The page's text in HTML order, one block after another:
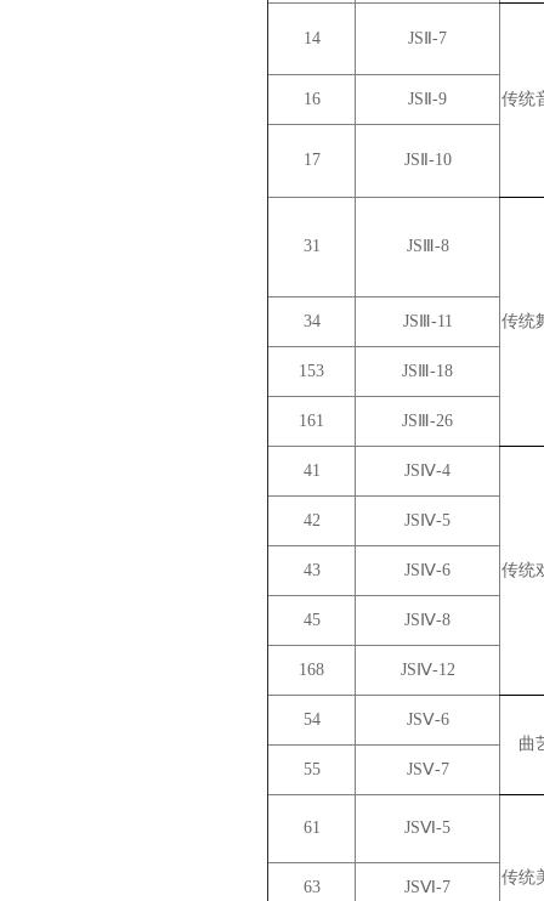
14 JSⅡ-7
传统
16 JSⅡ-9
17 JSⅡ-10
31 JSⅢ-8
传统
34 JSⅢ-11
153 JSⅢ-18
161 JSⅢ-26
41 JSⅣ-4
传统
42 JSⅣ-5
43 JSⅣ-6
45 JSⅣ-8
168 JSⅣ-12
54
JSⅤ-6
曲
55
JSⅤ-7
61 JSⅥ-5
传统
63 JSⅥ-7